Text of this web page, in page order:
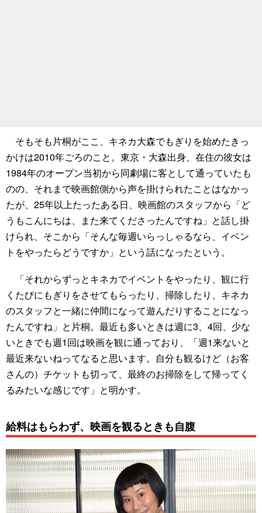
そもそも片桐がここ、キネカ大森でもぎりを始めたきっ
かけは2010年ごろのこと。東京・大森出身、在住の彼女は
1984年のオープン当初から同劇場に客として通っていたも
のの、それまで映画館側から声を掛けられたことはなかっ
たが、25年以上たったある日、映画館のスタッフから「ど
うもこんにちは、また来てくださったんですね」と話し掛
けられ、そこから「そんな毎週いらっしゃるなら、イベン
トをやったらどうですか」という話になったという。
「それからずっとキネカでイベントをやったり、観に行
くたびにもぎりをさせてもらったり、掃除したり、キネカ
のスタッフと一緒に仲間になって遊んだりすることになっ
たんですね」と片桐。最近も多いときは週に3、4回、少な
いときでも週1回は映画を観に通っており、「週1来ないと
最近来ないねってなると思います。自分も観るけど（お客
さんの）チケットも切って、最終のお掃除をして帰ってく
るみたいな感じです」と明かす。
給料はもらわず、映画を観るときも自腹